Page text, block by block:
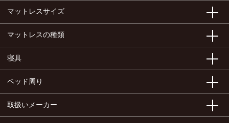
マットレスサイズ
マットレスの種類
寝具
ベッド周り
取扱いメーカー